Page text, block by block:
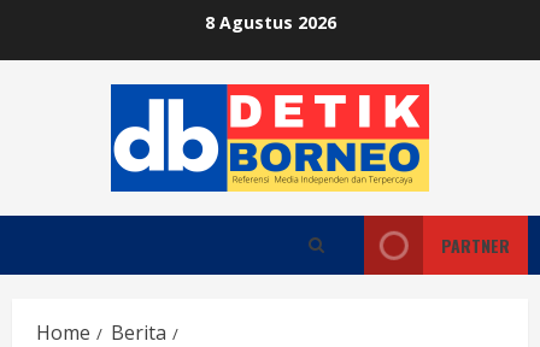
8 Agustus 2026
PARTNER
Home
Berita